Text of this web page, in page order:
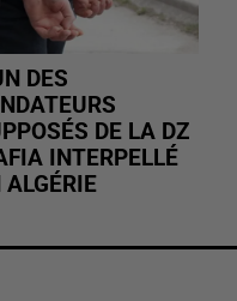
DES
DE LA DZ
INTERPELLÉ
ALGÉRIE